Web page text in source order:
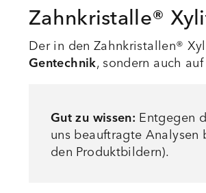
Zahnkristalle®
Der in den Zahnkristallen®
Gentechnik, sondern auch auf
Gut zu wissen: Entgegen
uns beauftragte
den Produktbildern).